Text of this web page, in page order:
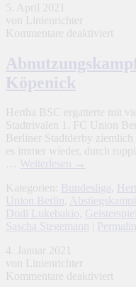
5. April 2021
von Linienrichter
Kommentare deaktiviert
Köpenick
Hertha BSC ergatterte mit
Stadtrivalen 1. FC Union
Berliner Stadtderby
es immer wieder, durch
Weiterlesen →
Kategorien:
Bundesliga,
Union Berlin, Abstiegskampf
Dodi Lukebakio, Geisterspiel
Sascha Stegemann
4. Januar 2021
von Linienrichter
Kommentare deaktiviert